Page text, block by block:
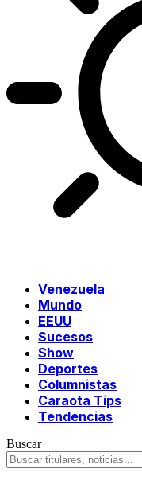
Venezuela
Mundo
EEUU
Sucesos
Show
Deportes
Columnistas
Caraota Tips
Tendencias
Buscar